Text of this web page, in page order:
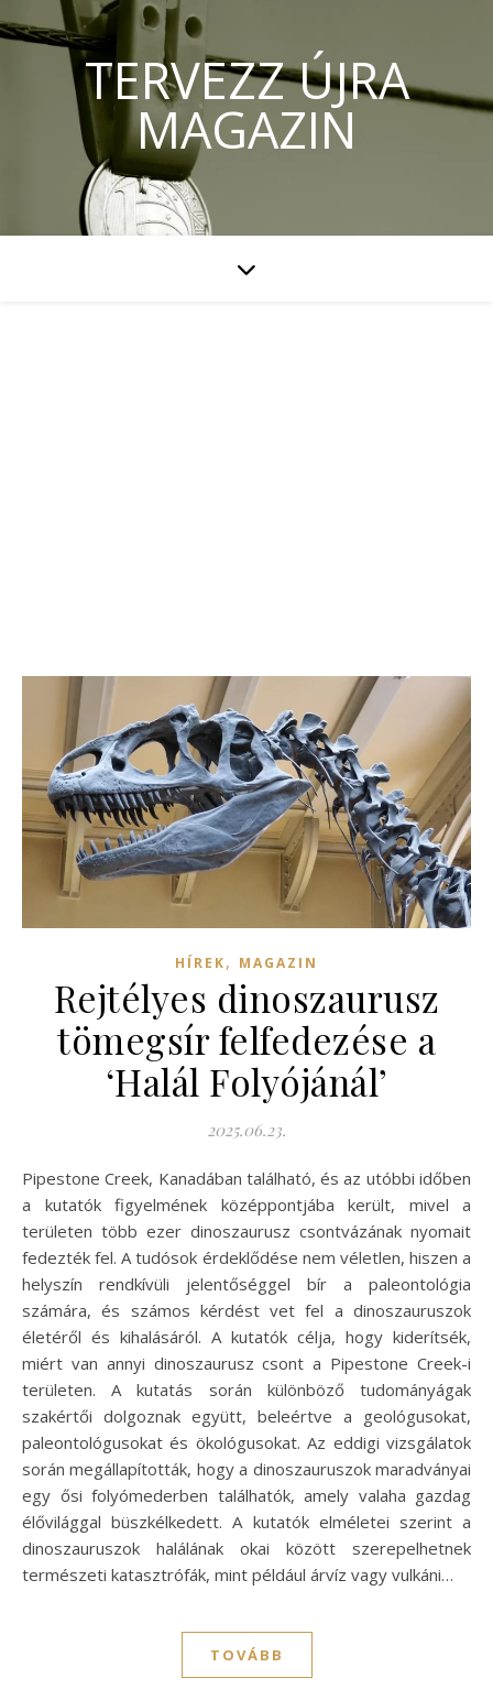
TERVEZZ ÚJRA
MAGAZIN
HÍREK, MAGAZIN
Rejtélyes dinoszaurusz
tömegsír felfedezése a
‘Halál Folyójánál’
2025.06.23.
Pipestone Creek, Kanadában található, és az utóbbi időben
a kutatók figyelmének középpontjába került, mivel a
területen több ezer dinoszaurusz csontvázának nyomait
fedezték fel. A tudósok érdeklődése nem véletlen, hiszen a
helyszín rendkívüli jelentőséggel bír a paleontológia
számára, és számos kérdést vet fel a dinoszauruszok
életéről és kihalásáról. A kutatók célja, hogy kiderítsék,
miért van annyi dinoszaurusz csont a Pipestone Creek-i
területen. A kutatás során különböző tudományágak
szakértői dolgoznak együtt, beleértve a geológusokat,
paleontológusokat és ökológusokat. Az eddigi vizsgálatok
során megállapították, hogy a dinoszauruszok maradványai
egy ősi folyómederben találhatók, amely valaha gazdag
élővilággal büszkélkedett. A kutatók elméletei szerint a
dinoszauruszok halálának okai között szerepelhetnek
természeti katasztrófák, mint például árvíz vagy vulkáni…
TOVÁBB